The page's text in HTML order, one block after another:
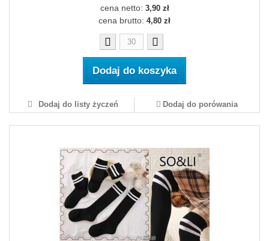
cena netto: 3,90 zł
cena brutto: 4,80 zł
Dodaj do koszyka
Dodaj do listy życzeń Dodaj do porówania